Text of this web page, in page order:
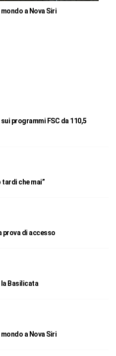
a Nova Siri
programmi FSC da 110,5
tardi che mai”
prova di accesso
la Basilicata
a Nova Siri